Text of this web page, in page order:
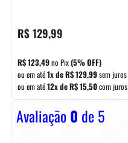
R$129,99
R$123,49no Pix(5% OFF)
ou em até1x deR$129,99sem juros
ou em até12x deR$15,50com juros
Avaliação0 de 5